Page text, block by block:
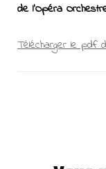
de l’Opéra
Télécharger le pdf